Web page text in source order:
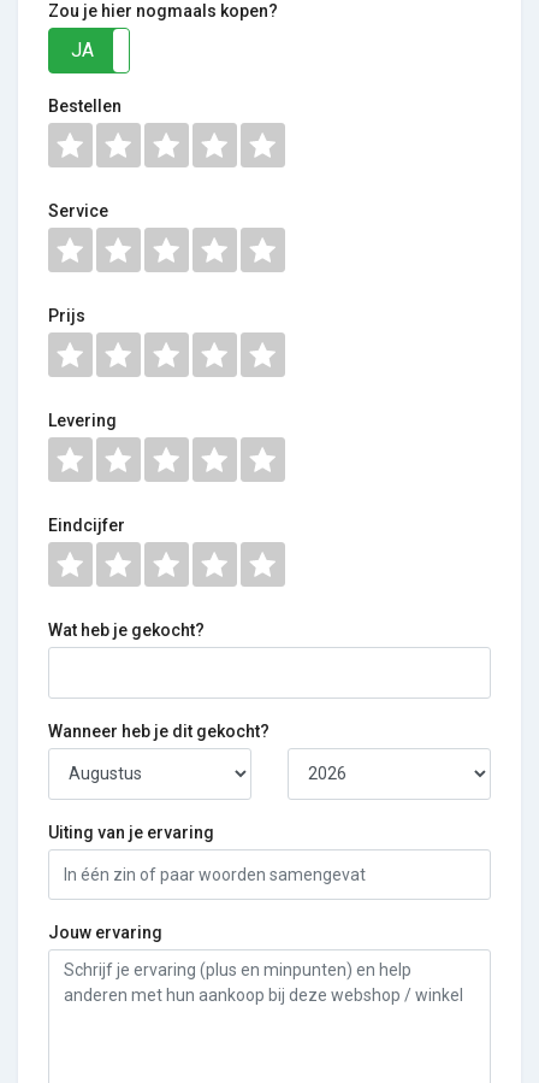
Zou je hier nogmaals kopen?
JA
Bestellen
Service
Prijs
Levering
Eindcijfer
Wat heb je gekocht?
Wanneer heb je dit gekocht?
Uiting van je ervaring
Jouw ervaring